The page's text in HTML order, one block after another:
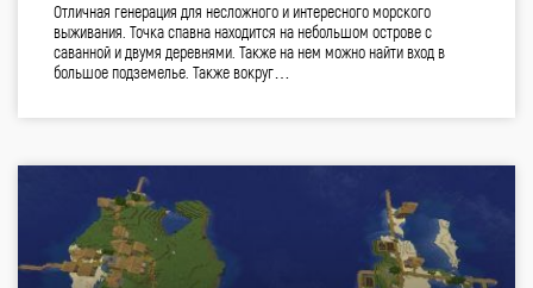
Отличная генерация для несложного и интересного морского
выживания. Точка спавна находится на небольшом острове с
саванной и двумя деревнями. Также на нем можно найти вход в
большое подземелье. Также вокруг…